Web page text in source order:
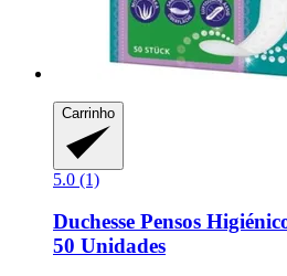
Carrinho
5.0 (1)
Duchesse Pensos
50 Unidades